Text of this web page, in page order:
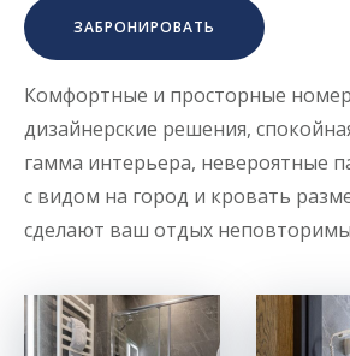
ЗАБРОНИРОВАТЬ
Комфортные и просторные
дизайнерские решения,
гамма интерьера, невероятные
с видом на город и кровать
сделают ваш отдых